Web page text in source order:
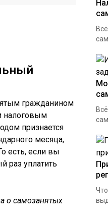
гражданином
налоговым
признается
месяца,
есть, если вы
раз уплатить
о самозанятых